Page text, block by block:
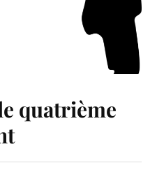
quatrième